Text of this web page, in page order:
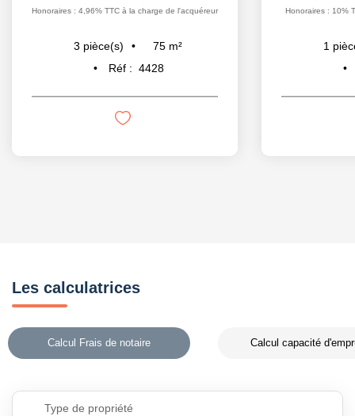
Honoraires : 4,96% TTC à la charge de l'acquéreur
3 pièce(s) 75 m²
Réf : 4428
Honoraires : 10%
1
Les calculatrices
Calcul Frais de notaire Calcul capacité